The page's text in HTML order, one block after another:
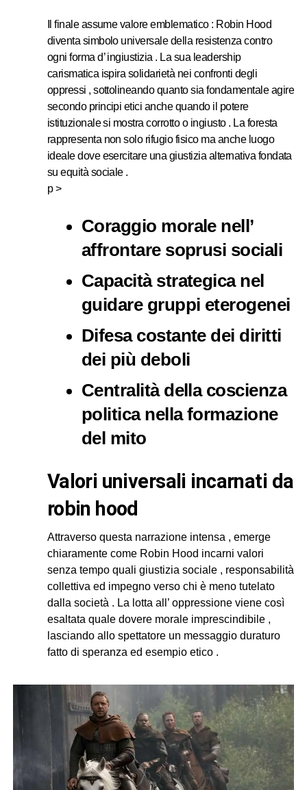
Il finale assume valore emblematico : Robin Hood
diventa simbolo universale della resistenza contro
ogni forma d’ ingiustizia . La sua leadership
carismatica ispira solidarietà nei confronti degli
oppressi , sottolineando quanto sia fondamentale agire
secondo principi etici anche quando il potere
istituzionale si mostra corrotto o ingiusto . La foresta
rappresenta non solo rifugio fisico ma anche luogo
ideale dove esercitare una giustizia alternativa fondata
su equità sociale .
p >
Coraggio morale nell’
affrontare soprusi sociali
Capacità strategica nel
guidare gruppi eterogenei
Difesa costante dei diritti
dei più deboli
Centralità della coscienza
politica nella formazione
del mito
valori universali incarnati da
robin hood
Attraverso questa narrazione intensa , emerge
chiaramente come Robin Hood incarni valori
senza tempo quali giustizia sociale , responsabilità
collettiva ed impegno verso chi è meno tutelato
dalla società . La lotta all’ oppressione viene così
esaltata quale dovere morale imprescindibile ,
lasciando allo spettatore un messaggio duraturo
fatto di speranza ed esempio etico .